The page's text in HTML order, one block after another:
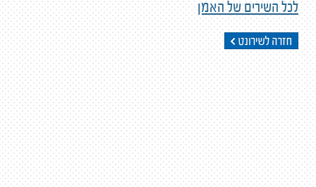
לכל השירים של האמן